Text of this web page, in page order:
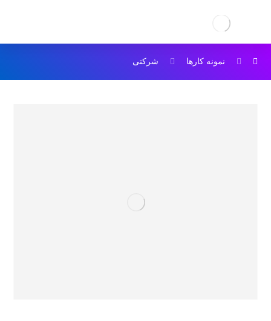
نمونه کارها شرکتی